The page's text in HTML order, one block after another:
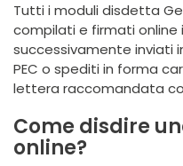
Tutti i moduli disdetta
compilati e firmati online
successivamente inviati
PEC o spediti in forma
lettera raccomandata
Come disdire
online?